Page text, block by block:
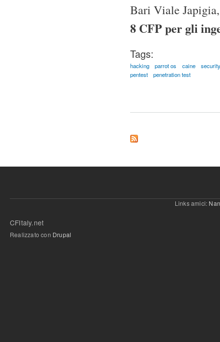
Bari Viale
8 CFP per gli
Tags:
hacking parrot os caine
pentest
penetration test
Links amici:
CFItaly.net
Realizzato con Drupal